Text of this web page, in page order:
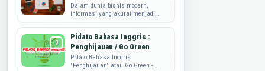
Dalam dunia bisnis modern,
informasi yang akurat menjadi
kunci utama dalam merumuskan
strategi, mengembangkan produk,
dan memahami kebutuhan...
Pidato Bahasa Inggris :
Penghijauan / Go Green
Pidato Bahasa Inggris
"Penghijauan" atau Go Green -